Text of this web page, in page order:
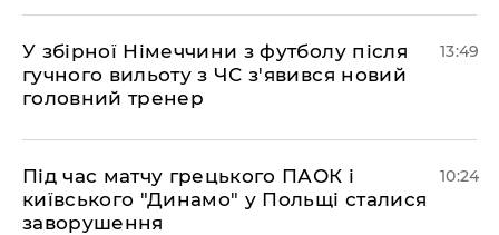
У збірної Німеччини з футболу після
гучного вильоту з ЧС з'явився новий
головний тренер
13:49
Під час матчу грецького ПАОК і
київського "Динамо" у Польщі сталися
заворушення
10:24